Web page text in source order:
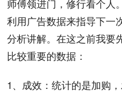
师傅领进门，修行看个人
利用广告数据来指导下一
分析讲解。在这之前我要
比较重要的数据：
1、成效：统计的是加购